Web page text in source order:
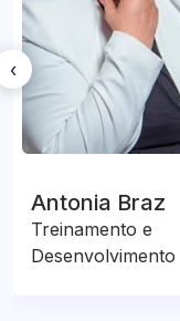
Antonia Braz
Treinamento e
Desenvolvimento
‹